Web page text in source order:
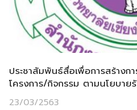
ประชาสัมพันธ์สื่อเพื่อการสร้างกา
โครงการ/กิจกรรม ตามนโยบาย
23/03/2563